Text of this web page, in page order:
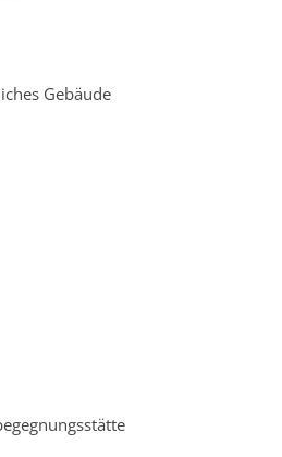
Gebäude